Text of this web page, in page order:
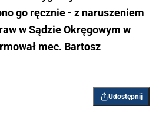
go ręcznie - z naruszeniem
w Sądzie Okręgowym w
mec. Bartosz
Udostępnij